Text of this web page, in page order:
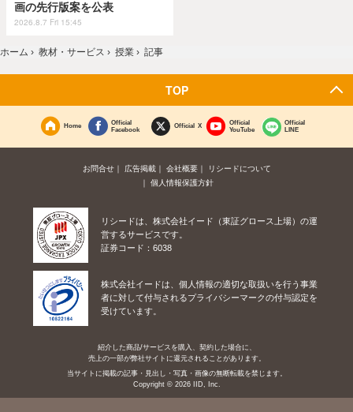
画の先行版案を公表
2026.8.7 Fri 15:45
ホーム › 教材・サービス › 授業 › 記事
TOP
Home
Official
Facebook
Official X
Official
YouTube
Official
LINE
お問合せ 広告掲載 会社概要
リシードについて
個人情報保護方針
リシードは、株式会社イード（東証グロース上場）の運
営するサービスです。
証券コード：6038
株式会社イードは、個人情報の適切な取扱いを行う事業
者に対して付与されるプライバシーマークの付与認定を
受けています。
紹介した商品/サービスを購入、契約した場合に、
売上の一部が弊社サイトに還元されることがあります。
当サイトに掲載の記事・見出し・写真・画像の無断転載を禁じます。
Copyright © 2026 IID, Inc.